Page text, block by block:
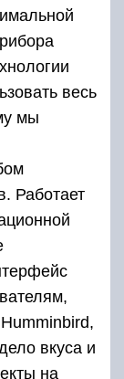
вкуса и
на
модели на